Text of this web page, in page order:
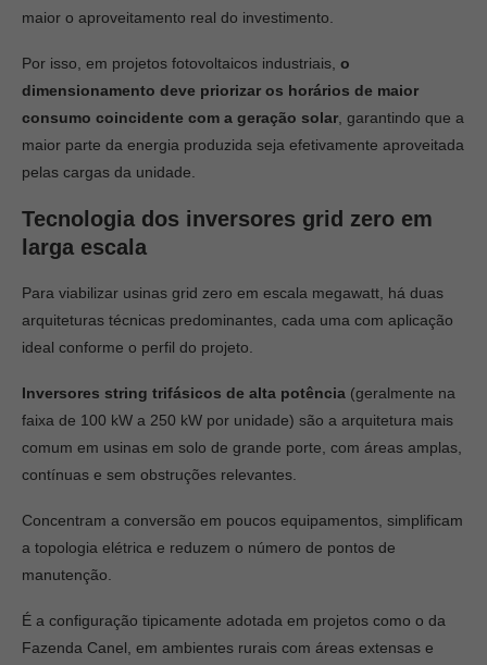
maior o aproveitamento real do investimento.
Por isso, em projetos fotovoltaicos industriais, o
dimensionamento deve priorizar os horários de maior
consumo coincidente com a geração solar , garantindo que a
maior parte da energia produzida seja efetivamente aproveitada
pelas cargas da unidade.
Tecnologia dos inversores grid zero em
larga escala
Para viabilizar usinas grid zero em escala megawatt, há duas
arquiteturas técnicas predominantes, cada uma com aplicação
ideal conforme o perfil do projeto.
Inversores string trifásicos de alta potência (geralmente na
faixa de 100 kW a 250 kW por unidade) são a arquitetura mais
comum em usinas em solo de grande porte, com áreas amplas,
contínuas e sem obstruções relevantes.
Concentram a conversão em poucos equipamentos, simplificam
a topologia elétrica e reduzem o número de pontos de
manutenção.
É a configuração tipicamente adotada em projetos como o da
Fazenda Canel, em ambientes rurais com áreas extensas e